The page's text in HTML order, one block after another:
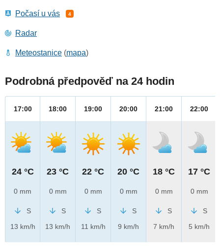
Počasí u vás 4
Radar
Meteostanice (mapa)
Podrobná předpověď na 24 hodin
17:00
24 °C
0 mm
S
13 km/h
18:00
23 °C
0 mm
S
13 km/h
19:00
22 °C
0 mm
S
11 km/h
20:00
20 °C
0 mm
S
9 km/h
21:00
18 °C
0 mm
S
7 km/h
22:00
17 °C
0 mm
S
5 km/h